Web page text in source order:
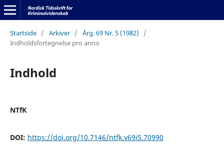
Startside / Arkiver / Årg. 69 Nr. 5 (1982)
/
Indholdsfortegnelse pro anno
Indhold
NTfK
DOI: https://doi.org/10.7146/ntfk.v69i5.70990